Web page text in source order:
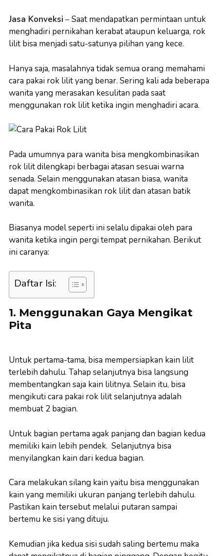
Jasa Konveksi–Saat mendapatkan permintaan untuk
menghadiri pernikahan kerabat ataupun keluarga, rok
lilit bisa menjadi satu-satunya pilihan yang kece.
Hanya saja, masalahnya tidak semua orang memahami
cara pakai rok lilit yang benar. Sering kali ada beberapa
wanita yang merasakan kesulitan pada saat
menggunakan rok lilit ketika ingin menghadiri acara.
Pada umumnya para wanita bisa mengkombinasikan
rok lilit dilengkapi berbagai atasan sesuai warna
senada. Selain menggunakan atasan biasa, wanita
dapat mengkombinasikan rok lilit dan atasan batik
wanita.
Biasanya model seperti ini selalu dipakai oleh para
wanita ketika ingin pergi tempat pernikahan. Berikut
ini caranya:
Daftar Isi:
1. Menggunakan Gaya Mengikat
Pita
Untuk pertama-tama, bisa mempersiapkan kain lilit
terlebih dahulu. Tahap selanjutnya bisa langsung
membentangkan saja kain lilitnya. Selain itu, bisa
mengikuti cara pakai rok lilit selanjutnya adalah
membuat 2 bagian.
Untuk bagian pertama agak panjang dan bagian kedua
memiliki kain lebih pendek. Selanjutnya bisa
menyilangkan kain dari kedua bagian.
Cara melakukan silang kain yaitu bisa menggunakan
kain yang memiliki ukuran panjang terlebih dahulu.
Pastikan kain tersebut melalui putaran sampai
bertemu ke sisi yang dituju.
Kemudian jika kedua sisi sudah saling bertemu maka